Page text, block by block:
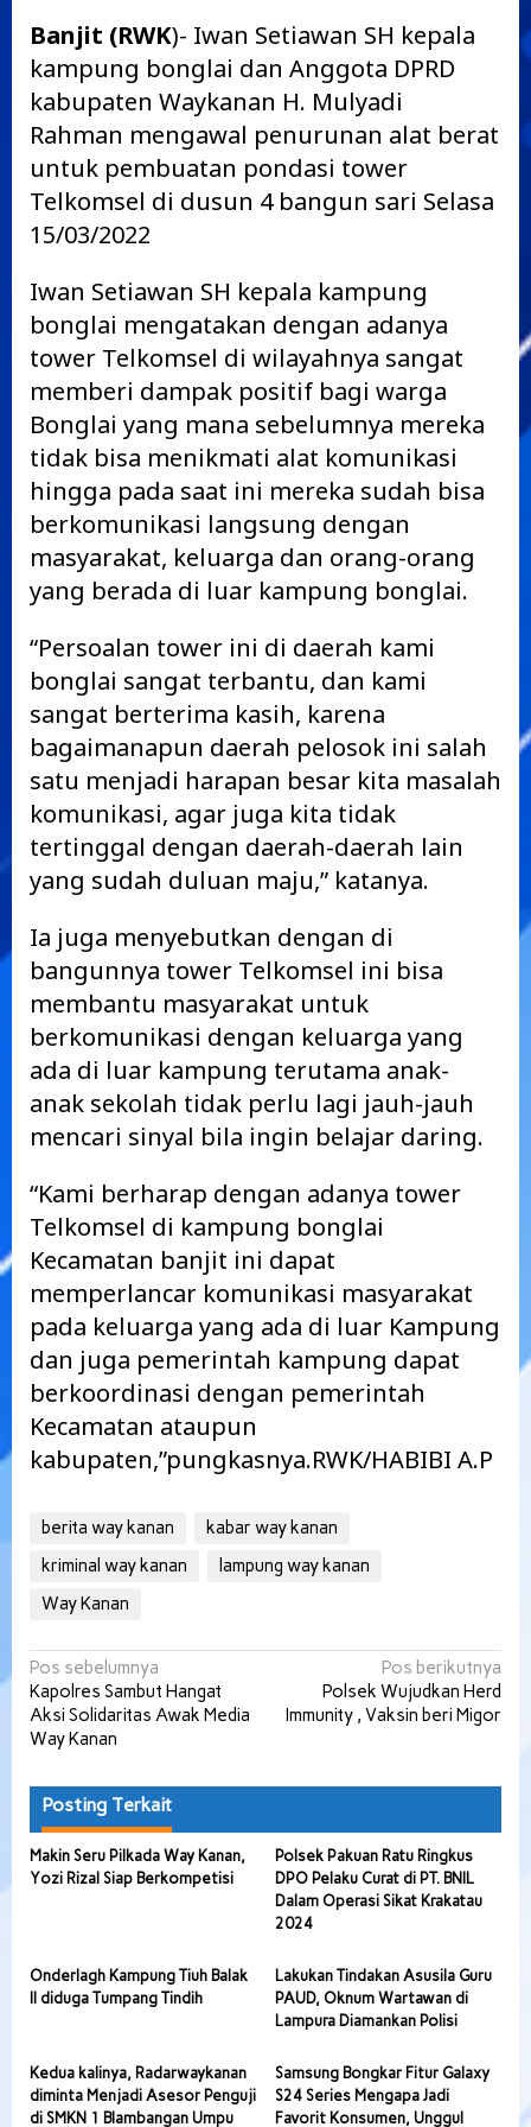
Banjit (RWK)- Iwan Setiawan SH kepala
kampung bonglai dan Anggota DPRD
kabupaten Waykanan H. Mulyadi
Rahman mengawal penurunan alat berat
untuk pembuatan pondasi tower
Telkomsel di dusun 4 bangun sari Selasa
15/03/2022
Iwan Setiawan SH kepala kampung
bonglai mengatakan dengan adanya
tower Telkomsel di wilayahnya sangat
memberi dampak positif bagi warga
Bonglai yang mana sebelumnya mereka
tidak bisa menikmati alat komunikasi
hingga pada saat ini mereka sudah bisa
berkomunikasi langsung dengan
masyarakat, keluarga dan orang-orang
yang berada di luar kampung bonglai.
“Persoalan tower ini di daerah kami
bonglai sangat terbantu, dan kami
sangat berterima kasih, karena
bagaimanapun daerah pelosok ini salah
satu menjadi harapan besar kita masalah
komunikasi, agar juga kita tidak
tertinggal dengan daerah-daerah lain
yang sudah duluan maju,” katanya.
Ia juga menyebutkan dengan di
bangunnya tower Telkomsel ini bisa
membantu masyarakat untuk
berkomunikasi dengan keluarga yang
ada di luar kampung terutama anak-
anak sekolah tidak perlu lagi jauh-jauh
mencari sinyal bila ingin belajar daring.
“Kami berharap dengan adanya tower
Telkomsel di kampung bonglai
Kecamatan banjit ini dapat
memperlancar komunikasi masyarakat
pada keluarga yang ada di luar Kampung
dan juga pemerintah kampung dapat
berkoordinasi dengan pemerintah
Kecamatan ataupun
kabupaten,”pungkasnya.RWK/HABIBI A.P
berita way kanan
kabar way kanan
kriminal way kanan
lampung way kanan
Way Kanan
Navigasi
pos
Pos sebelumnya
Kapolres Sambut Hangat
Aksi Solidaritas Awak Media
Way Kanan
Pos berikutnya
Polsek Wujudkan Herd
Immunity , Vaksin beri Migor
Posting Terkait
Makin Seru Pilkada Way Kanan,
Yozi Rizal Siap Berkompetisi
Polsek Pakuan Ratu Ringkus
DPO Pelaku Curat di PT. BNIL
Dalam Operasi Sikat Krakatau
2024
Onderlagh Kampung Tiuh Balak
II diduga Tumpang Tindih
Lakukan Tindakan Asusila Guru
PAUD, Oknum Wartawan di
Lampura Diamankan Polisi
Kedua kalinya, Radarwaykanan
diminta Menjadi Asesor Penguji
di SMKN 1 Blambangan Umpu
Samsung Bongkar Fitur Galaxy
S24 Series Mengapa Jadi
Favorit Konsumen, Unggul